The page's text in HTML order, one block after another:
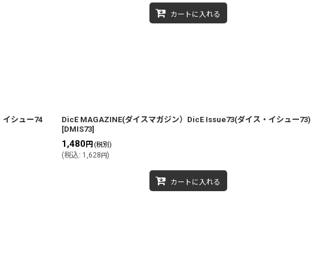
カートに入れる
シュー74
DicE MAGAZINE(ダイスマガジン）DicE Issue73(ダイス・イシュー73)
[DMIS73]
1,480円 (税別)
(税込: 1,628円)
カートに入れる